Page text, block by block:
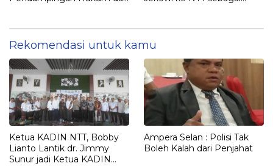
Rekomendasi untuk kamu
Ketua KADIN NTT, Bobby
Lianto Lantik dr. Jimmy
Sunur jadi Ketua KADIN
Ampera Selan : Polisi Tak
Boleh Kalah dari Penjahat